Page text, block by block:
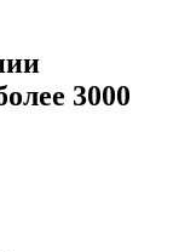
3000